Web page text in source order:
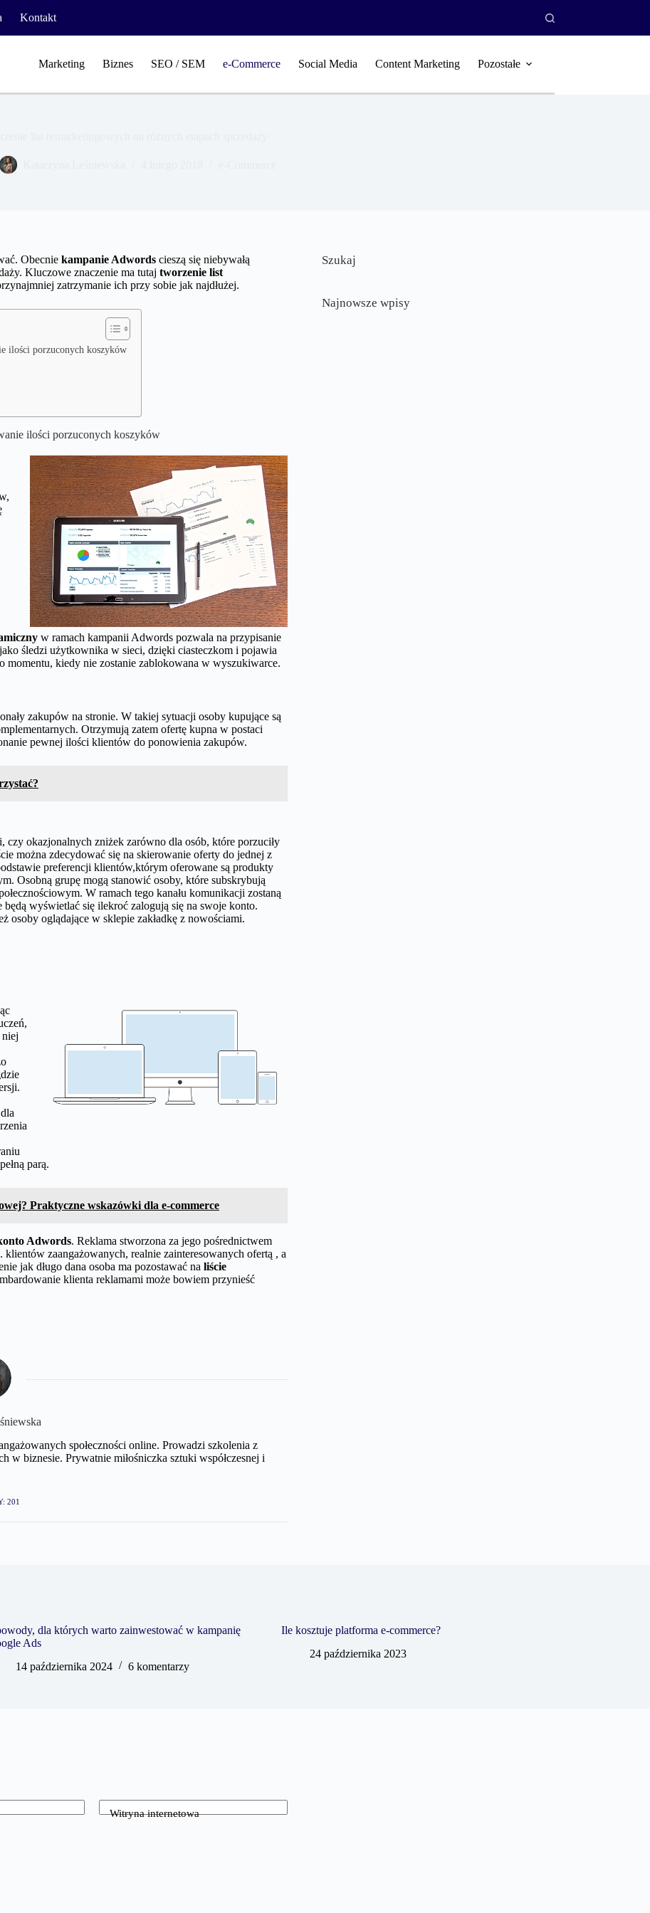
Kontakt
Marketing Biznes SEO / SEM e-Commerce Social Media Content Marketing Pozostałe
Obecnie kampanie Adwords cieszą się niebywałą
Kluczowe znaczenie ma tutaj tworzenie list
zatrzymanie ich przy sobie jak najdłużej.
ilości porzuconych koszyków
ilości porzuconych koszyków
w ramach kampanii Adwords pozwala na przypisanie
śledzi użytkownika w sieci, dzięki ciasteczkom i pojawia
kiedy nie zostanie zablokowana w wyszukiwarce.
zakupów na stronie. W takiej sytuacji osoby kupujące są
Otrzymują zatem ofertę kupna w postaci
pewnej ilości klientów do ponowienia zakupów.
okazjonalnych zniżek zarówno dla osób, które porzuciły
można zdecydować się na skierowanie oferty do jednej z
preferencji klientów,którym oferowane są produkty
Osobną grupę mogą stanowić osoby, które subskrybują
W ramach tego kanału komunikacji zostaną
wyświetlać się ilekroć zalogują się na swoje konto.
osoby oglądające w sklepie zakładkę z nowościami.
niej
dla
parą.
Praktyczne wskazówki dla e-commerce
Adwords. Reklama stworzona za jego pośrednictwem
zaangażowanych, realnie zainteresowanych ofertą , a
jak długo dana osoba ma pozostawać na liście
klienta reklamami może bowiem przynieść
społeczności online. Prowadzi szkolenia z
w biznesie. Prywatnie miłośniczka sztuki współczesnej i
201
Szukaj
Najnowsze wpisy
dla których warto zainwestować w kampanię
Ads
14 października 2024
6 komentarzy
Ile kosztuje platforma e-commerce?
24 października 2023
Witryna internetowa